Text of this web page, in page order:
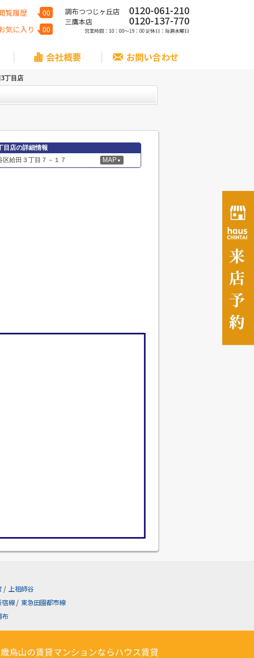
覧履歴
00
気に入り
00
調布つつじヶ丘店 0120-061-210
三鷹本店 0120-137-770
会社概要 お問い合わせ
丁目店
目店の詳細情報
区給田３丁目７－１７ MAP ▼
/ 上祖師谷
宿線 / 東急田園都市線
布
烏山の賃貸マンションならハウス賃貸